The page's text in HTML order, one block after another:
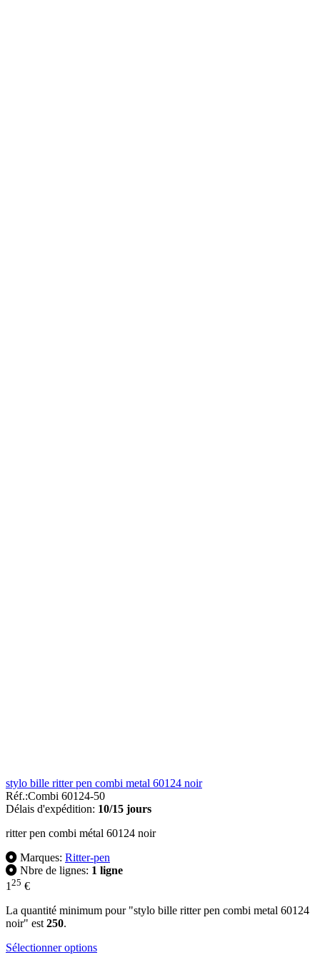
stylo bille ritter pen combi metal 60124 noir
Réf.:Combi 60124-50
Délais d'expédition: 10/15 jours
ritter pen combi métal 60124 noir
Marques: Ritter-pen
Nbre de lignes: 1 ligne
1 25 €
La quantité minimum pour "stylo bille ritter pen combi metal 60124
noir" est 250.
Sélectionner options